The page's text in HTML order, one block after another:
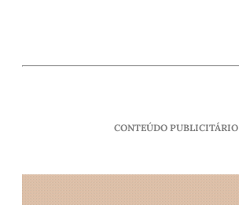
CONTEÚDO PUBLICITÁRIO